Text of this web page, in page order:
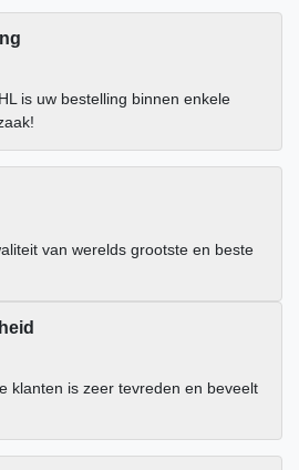
is uw bestelling binnen enkele
van werelds grootste en beste
klanten is zeer tevreden en beveelt